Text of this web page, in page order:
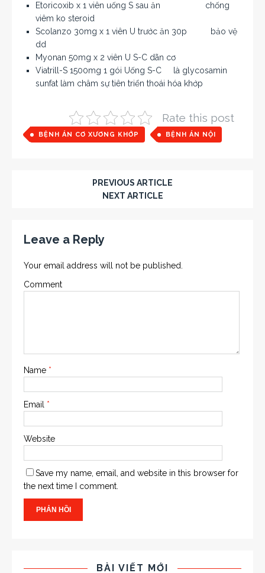
Etoricoxib x 1 viên uống S sau ăn chống
viêm ko steroid
Scolanzo 30mg x 1 viên U trước ăn 30p bảo vệ
dd
Myonan 50mg x 2 viên U S-C dãn cơ
Viatrill-S 1500mg 1 gói Uống S-C là glycosamin
sunfat làm châm sự tiên triển thoái hóa khớp
Rate this post
BỆNH ÁN CƠ XƯƠNG KHỚP BỆNH ÁN NỘI
PREVIOUS ARTICLE
NEXT ARTICLE
Leave a Reply
Your email address will not be published.
Comment
Name *
Email *
Website
Save my name, email, and website in this browser for
the next time I comment.
BÀI VIẾT MỚI